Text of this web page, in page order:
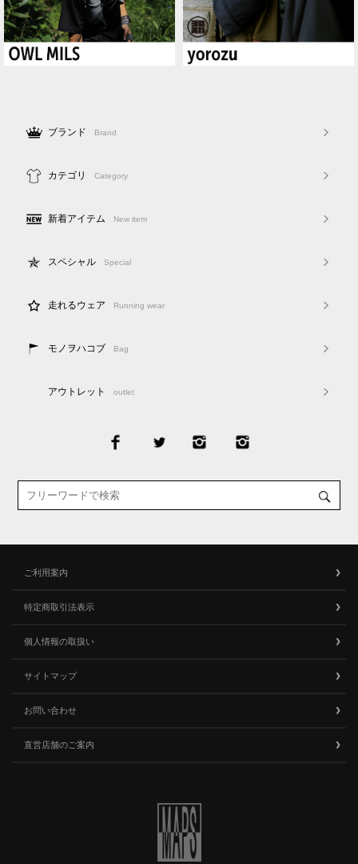
ブランド Brand
カテゴリ Category
新着アイテム New item
スペシャル Special
走れるウェア Running wear
モノヲハコブ Bag
アウトレット outlet
ご利用案内
特定商取引法表示
個人情報の取扱い
サイトマップ
お問い合わせ
直営店舗のご案内